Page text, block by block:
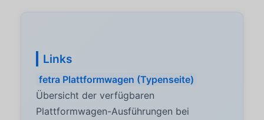
Links
fetra Plattformwagen (Typenseite)
Übersicht der verfügbaren
Plattformwagen-Ausführungen bei